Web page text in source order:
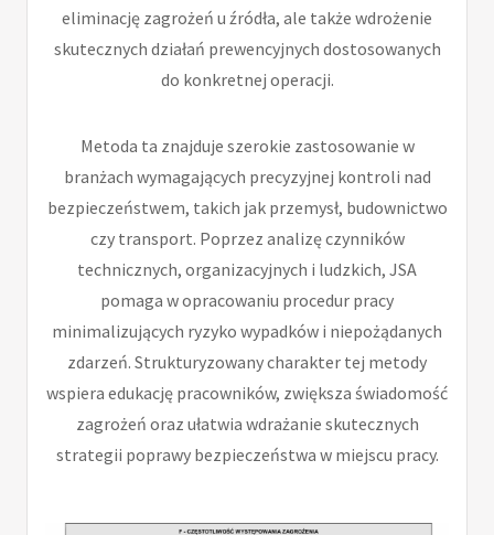
eliminację zagrożeń u źródła, ale także wdrożenie
skutecznych działań prewencyjnych dostosowanych
do konkretnej operacji.
Metoda ta znajduje szerokie zastosowanie w
branżach wymagających precyzyjnej kontroli nad
bezpieczeństwem, takich jak przemysł, budownictwo
czy transport. Poprzez analizę czynników
technicznych, organizacyjnych i ludzkich, JSA
pomaga w opracowaniu procedur pracy
minimalizujących ryzyko wypadków i niepożądanych
zdarzeń. Strukturyzowany charakter tej metody
wspiera edukację pracowników, zwiększa świadomość
zagrożeń oraz ułatwia wdrażanie skutecznych
strategii poprawy bezpieczeństwa w miejscu pracy.